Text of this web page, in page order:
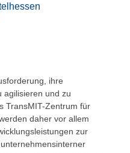
ihre
agilisieren und zu
TransMIT-Zentrum für
daher vor allem
zur